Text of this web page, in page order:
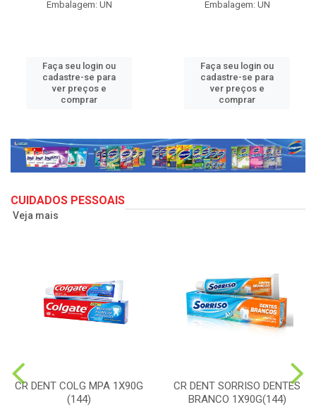
Embalagem: UN
Faça seu login ou
cadastre-se para
ver preços e
comprar
Embalagem: UN
Faça seu login ou
cadastre-se para
ver preços e
comprar
CUIDADOS PESSOAIS
Veja mais
CR DENT COLG MPA 1X90G
(144)
CR DENT SORRISO DENTES
BRANCO 1X90G(144)